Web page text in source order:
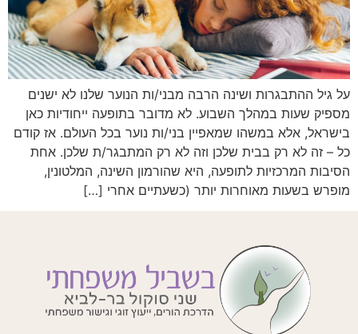
על גיל ההתבגרות ושינה הרבה מבני/ות הנוער שלנו לא ישנים
מספיק שעות במהלך השבוע. לא מדובר בתופעה ייחודיות כאן
בישראל, אלא במשהו שמאפיין בני/ות נוער בכל העולם. אז קודם
כל – זה לא רק בבית שלכן וזה לא רק המתבגר/ת שלכן. אחת
הסיבות המרכזיות לתופעה, היא שהורמון השינה, המלטונין,
מופרש בשעות מאוחרות יותר (כשעתיים אחרי […]